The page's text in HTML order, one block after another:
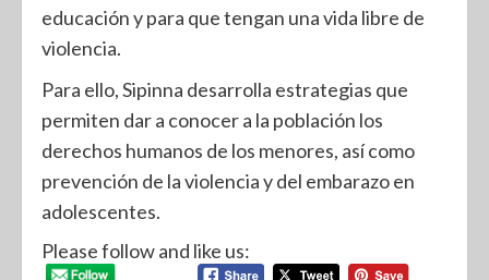
educación y para que tengan una vida libre de
violencia.
Para ello, Sipinna desarrolla estrategias que
permiten dar a conocer a la población los
derechos humanos de los menores, así como
prevención de la violencia y del embarazo en
adolescentes.
Please follow and like us: